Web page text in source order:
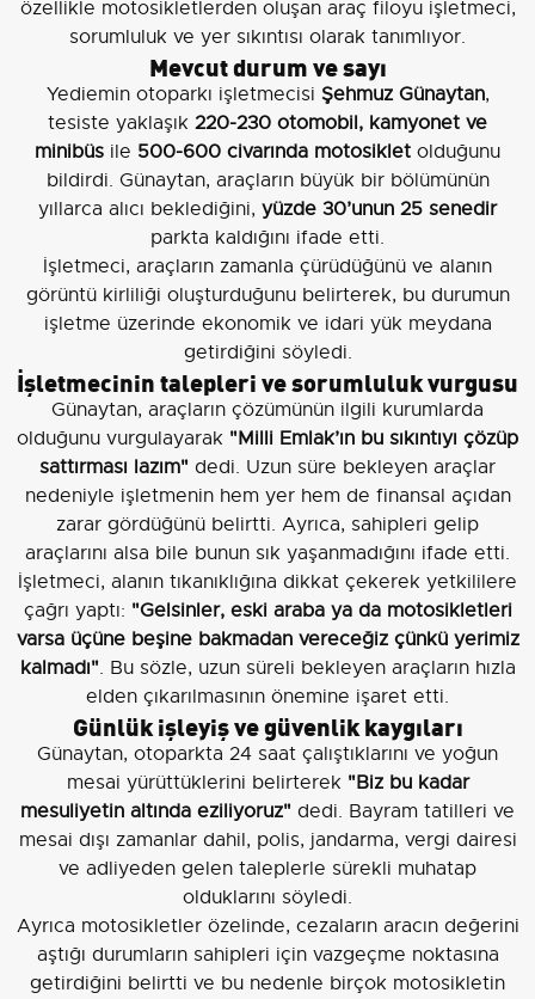
özellikle motosikletlerden oluşan araç filoyu işletmeci,
sorumluluk ve yer sıkıntısı olarak tanımlıyor.
Mevcut durum ve sayı
Yediemin otoparkı işletmecisi Şehmuz Günaytan,
tesiste yaklaşık 220-230 otomobil, kamyonet ve
minibüs ile 500-600 civarında motosiklet olduğunu
bildirdi. Günaytan, araçların büyük bir bölümünün
yıllarca alıcı beklediğini, yüzde 30’unun 25 senedir
parkta kaldığını ifade etti.
İşletmeci, araçların zamanla çürüdüğünü ve alanın
görüntü kirliliği oluşturduğunu belirterek, bu durumun
işletme üzerinde ekonomik ve idari yük meydana
getirdiğini söyledi.
İşletmecinin talepleri ve sorumluluk vurgusu
Günaytan, araçların çözümünün ilgili kurumlarda
olduğunu vurgulayarak "Milli Emlak’ın bu sıkıntıyı çözüp
sattırması lazım" dedi. Uzun süre bekleyen araçlar
nedeniyle işletmenin hem yer hem de finansal açıdan
zarar gördüğünü belirtti. Ayrıca, sahipleri gelip
araçlarını alsa bile bunun sık yaşanmadığını ifade etti.
İşletmeci, alanın tıkanıklığına dikkat çekerek yetkililere
çağrı yaptı: "Gelsinler, eski araba ya da motosikletleri
varsa üçüne beşine bakmadan vereceğiz çünkü yerimiz
kalmadı". Bu sözle, uzun süreli bekleyen araçların hızla
elden çıkarılmasının önemine işaret etti.
Günlük işleyiş ve güvenlik kaygıları
Günaytan, otoparkta 24 saat çalıştıklarını ve yoğun
mesai yürüttüklerini belirterek "Biz bu kadar
mesuliyetin altında eziliyoruz" dedi. Bayram tatilleri ve
mesai dışı zamanlar dahil, polis, jandarma, vergi dairesi
ve adliyeden gelen taleplerle sürekli muhatap
olduklarını söyledi.
Ayrıca motosikletler özelinde, cezaların aracın değerini
aştığı durumların sahipleri için vazgeçme noktasına
getirdiğini belirtti ve bu nedenle birçok motosikletin